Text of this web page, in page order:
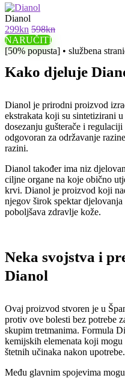
Dianol
299kn 598kn
NARUČITI
[50% popusta] • službena
Kako djeluje
Dianol je prirodni proizvod
ekstrakata koji su sintetizirani
dosezanju gušterače i
odgovoran za održavanje
razini.
Dianol također ima niz
ciljne organe na koje obično
krvi. Dianol je proizvod koji
njegov širok spektar
poboljšava zdravlje kože.
Neka svojstva i
Dianol
Ovaj proizvod stvoren je u
protiv ove bolesti bez potrebe
skupim tretmanima. Formula
kemijskih elemenata koji
štetnih učinaka nakon upotrebe.
Među glavnim spojevima